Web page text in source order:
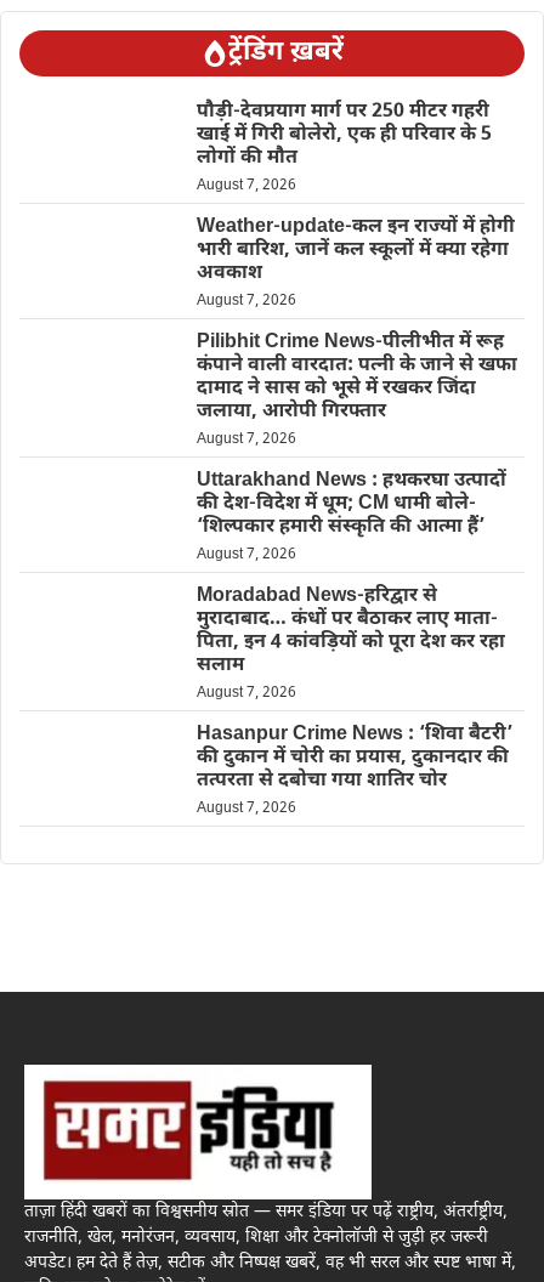
ट्रेंडिंग ख़बरें
पौड़ी-देवप्रयाग मार्ग पर 250 मीटर गहरी
खाई में गिरी बोलेरो, एक ही परिवार के 5
लोगों की मौत
August 7, 2026
Weather-update-कल इन राज्यों में होगी
भारी बारिश, जानें कल स्कूलों में क्या रहेगा
अवकाश
August 7, 2026
Pilibhit Crime News-पीलीभीत में रूह
कंपाने वाली वारदात: पत्नी के जाने से खफा
दामाद ने सास को भूसे में रखकर जिंदा
जलाया, आरोपी गिरफ्तार
August 7, 2026
Uttarakhand News : हथकरघा उत्पादों
की देश-विदेश में धूम; CM धामी बोले-
‘शिल्पकार हमारी संस्कृति की आत्मा हैं’
August 7, 2026
Moradabad News-हरिद्वार से
मुरादाबाद… कंधों पर बैठाकर लाए माता-
पिता, इन 4 कांवड़ियों को पूरा देश कर रहा
सलाम
August 7, 2026
Hasanpur Crime News : ‘शिवा बैटरी’
की दुकान में चोरी का प्रयास, दुकानदार की
तत्परता से दबोचा गया शातिर चोर
August 7, 2026
ताज़ा हिंदी खबरों का विश्वसनीय स्रोत — समर इंडिया पर पढ़ें राष्ट्रीय, अंतर्राष्ट्रीय,
राजनीति, खेल, मनोरंजन, व्यवसाय, शिक्षा और टेक्नोलॉजी से जुड़ी हर जरूरी
अपडेट। हम देते हैं तेज़, सटीक और निष्पक्ष खबरें, वह भी सरल और स्पष्ट भाषा में,